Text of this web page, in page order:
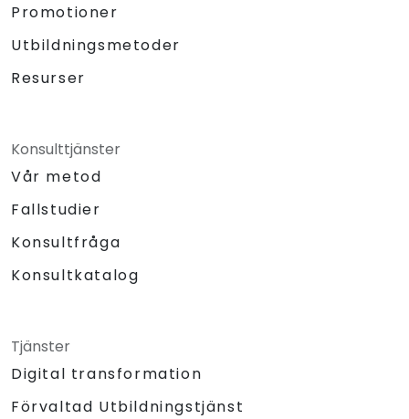
Promotioner
Utbildningsmetoder
Resurser
Konsulttjänster
Vår metod
Fallstudier
Konsultfråga
Konsultkatalog
Tjänster
Digital transformation
Förvaltad Utbildningstjänst